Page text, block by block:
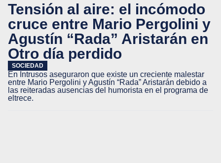
Tensión al aire: el incómodo
cruce entre Mario Pergolini y
Agustín “Rada” Aristarán en
Otro día perdido
SOCIEDAD
En Intrusos aseguraron que existe un creciente malestar
entre Mario Pergolini y Agustín “Rada” Aristarán debido a
las reiteradas ausencias del humorista en el programa de
eltrece.